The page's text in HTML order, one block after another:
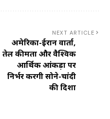
NEXT ARTICLE
अमेरिका-ईरान वार्ता,
तेल कीमतों और वैश्विक
आर्थिक आंकड़ों पर
निर्भर करेंगी सोने-चांदी
की दिशा